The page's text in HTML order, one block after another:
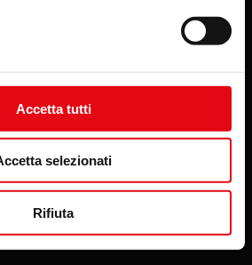
Accetta tutti
selezionati
Rifiuta
CUSTOMER-SUPPLIER INFORMATION